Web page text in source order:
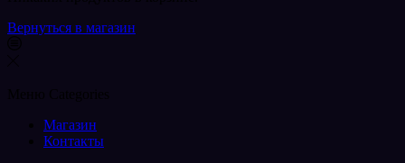
Вернуться в магазин
Магазин
Контакты